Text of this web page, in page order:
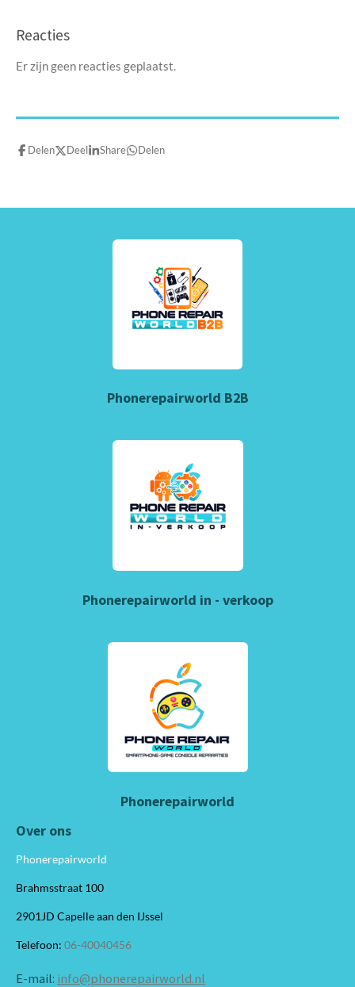
Reacties
Er zijn geen reacties geplaatst.
Delen Deel Share Delen
Phonerepairworld B2B
Phonerepairworld in - verkoop
Phonerepairworld
Over ons
Phonerepairworld
Brahmsstraat 100
2901JD Capelle aan den IJssel
Telefoon: 06-40040456
E-mail: info@phonerepairworld.nl